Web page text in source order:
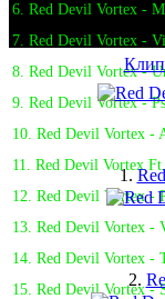
6. Red Devil Vortex -
7. Red Devil Vortex -
8. Red Devil Vortex -
9. Red Devil Vortex -
10. Red Devil Vortex -
11. Red Devil Vortex
12. Red Devil Vortex -
13. Red Devil Vortex -
14. Red Devil Vortex -
15. Red Devil Vortex -
1.
2.